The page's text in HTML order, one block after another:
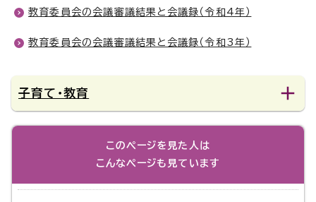
教育委員会の会議審議結果と会議録（令和4年）
教育委員会の会議審議結果と会議録（令和3年）
子育て・教育
このページを見た人は
こんなページも見ています